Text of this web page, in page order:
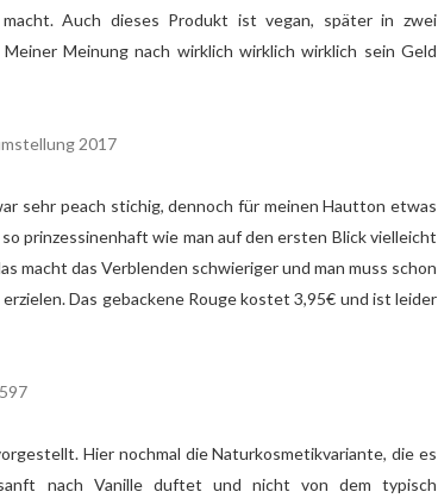
Auch dieses Produkt ist vegan, später in zwei
Meinung nach wirklich wirklich wirklich sein Geld
sehr peach stichig, dennoch für meinen Hautton etwas
prinzessinenhaft wie man auf den ersten Blick vielleicht
macht das Verblenden schwieriger und man muss schon
Das gebackene Rouge kostet 3,95€ und ist leider
Hier nochmal die Naturkosmetikvariante, die es
nach Vanille duftet und nicht von dem typisch